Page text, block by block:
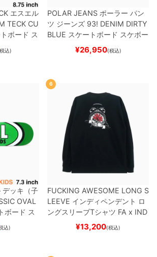
エスエル
TECK CU
ボード ス
込)
POLAR JEANS ポーラー パン
ツ ジーンズ 93! DENIM DIRTY
BLUE スケートボード スケボー
¥26,950(税込)
デッキ（子
OVAL
ボード ス
込)
6
FUCKING AWESOME LONG S
LEEVE インディペンデント ロ
ングスリーブTシャツ FA x IND
EPENDENTHOSTAGE
スケートボード スケボー
¥13,200(税込)